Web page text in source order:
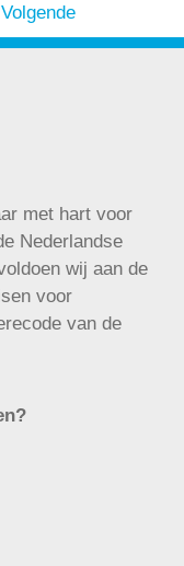
Volgende
met hart voor
Nederlandse
wij aan de
voor
van de